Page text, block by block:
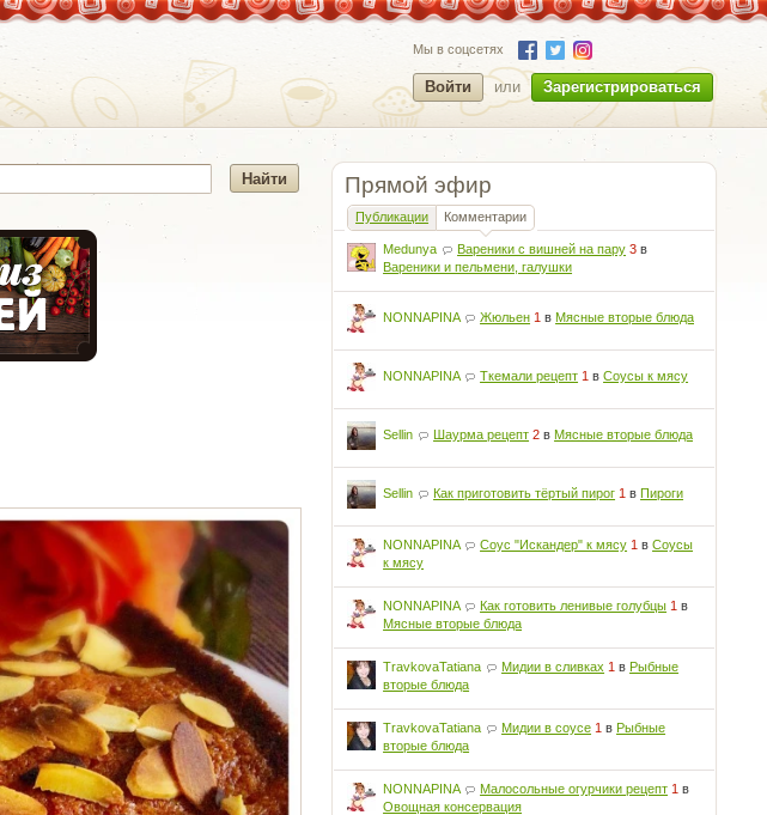
Мы в соцсетях
Войти или Зарегистрироваться
Прямой эфир
Публикации Комментарии
Medunya Вареники с вишней на пару 3 в
Вареники и пельмени, галушки
NONNAPINA Жюльен 1 вМясные вторые блюда
NONNAPINA Ткемали рецепт 1 вСоусы к мясу
Sellin Шаурма рецепт 2 вМясные вторые блюда
Sellin Как приготовить тёртый пирог 1 вПироги
NONNAPINA Соус "Искандер" к мясу 1 вСоусы
к мясу
NONNAPINA Как готовить ленивые голубцы 1 в
Мясные вторые блюда
TravkovaTatiana Мидии в сливках 1 вРыбные
вторые блюда
TravkovaTatiana Мидии в соусе 1 вРыбные
вторые блюда
NONNAPINA Малосольные огурчики рецепт 1 в
Овощная консервация